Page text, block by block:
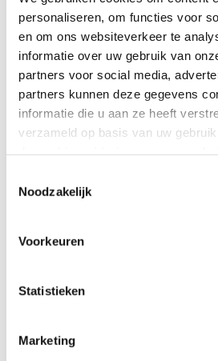
personaliseren, om functies voor
en om ons websiteverkeer te
informatie over uw gebruik van
partners voor social media,
partners kunnen deze gegevens
informatie die u aan ze heeft
verzameld op basis van uw
Noodzakelijk
Voorkeuren
Statistieken
Marketing
“Het is enorm prettig om te ervaren dat
op tijd worden geleverd. Voorheen
met het afhandelen van klachten, nu
echte verademing. Wij zien de
tegemoet en willen samen met Leen
Yannicke Kiezenbrink – Operationeel